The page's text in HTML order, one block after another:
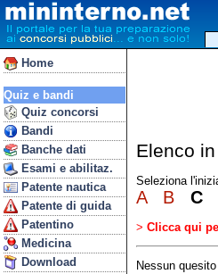
Home
Quiz e bandi
Quiz concorsi
Bandi
Banche dati
Esami e abilitaz.
Patente nautica
Patente di guida
Patentino
Medicina
Download
Elenco
Seleziona
A B C
> Clicca qui
Nessun